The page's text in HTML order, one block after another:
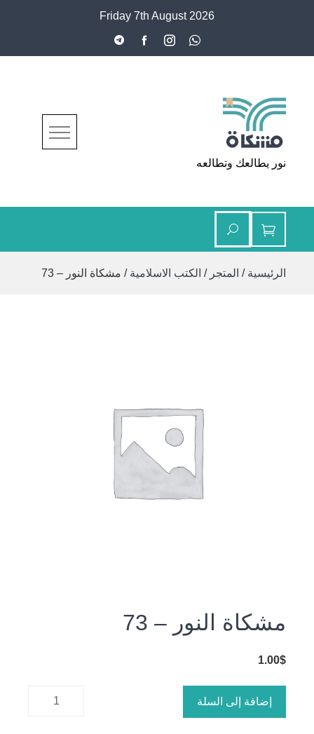
Friday 7th August 2026
مشكاة
نور يطالعك وتطالعه
الرئيسية / المتجر / الكتب الاسلامية / مشكاة النور – 73
مشكاة النور – 73
1.00$
إضافة إلى السلة